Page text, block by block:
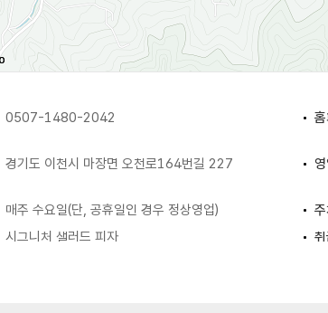
0507-1480-2042 홈
경기도 이천시 마장면 오천로164번길 227
매주 수요일(단, 공휴일인 경우 정상영업)
시그니처 샐러드 피자